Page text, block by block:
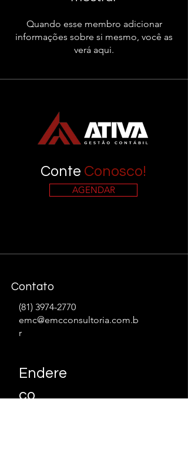
Quando esse membro adicionar
informações sobre si mesmo, você as
verá aqui.
Conte Conosco!
AGENDAR
Contato
(81) 3974-2770
emc@emcconsultoria.com.b
r
Endere
ço